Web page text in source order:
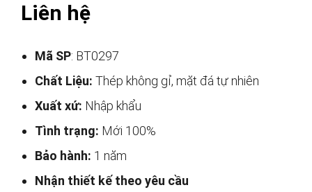
Liên hệ
Mã SP: BT0297
Chất Liệu: Thép không gỉ, mặt đá tự nhiên
Xuất xứ: Nhập khẩu
Tình trạng: Mới 100%
Bảo hành: 1 năm
Nhận thiết kế theo yêu cầu